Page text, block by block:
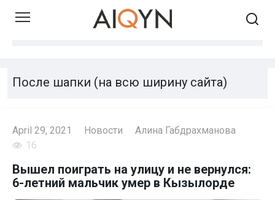
Skip
После шапки (на всю ширину сайта)
April 29, 2021 Новости
Алина Габдрахманова
16
Вышел поиграть на улицу и не вернулся:
6-летний мальчик умер в Кызылорде